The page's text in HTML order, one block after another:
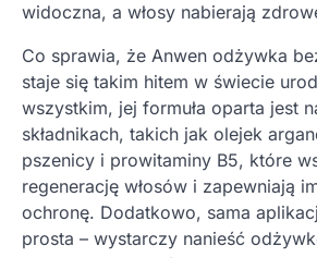
widoczna, a włosy nabierają
Co sprawia, że Anwen odżywka
staje się takim hitem w świecie
wszystkim, jej formuła oparta jest
składnikach, takich jak olejek
pszenicy i prowitaminy B5, które
regenerację włosów i zapewniają
ochronę. Dodatkowo, sama
prosta – wystarczy nanieść